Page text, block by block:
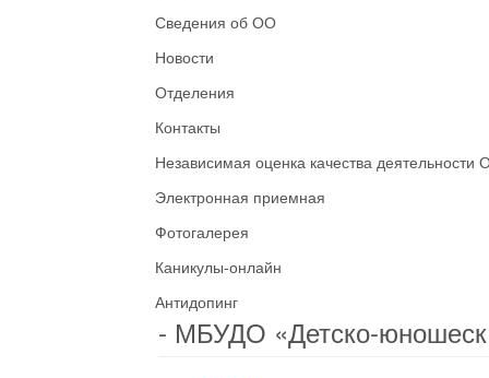
Сведения об ОО
Новости
Отделения
Контакты
Независимая оценка качества деятельности
Электронная приемная
Фотогалерея
Каникулы-онлайн
Антидопинг
- МБУДО «Детско-